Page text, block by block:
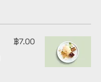
฿7.00